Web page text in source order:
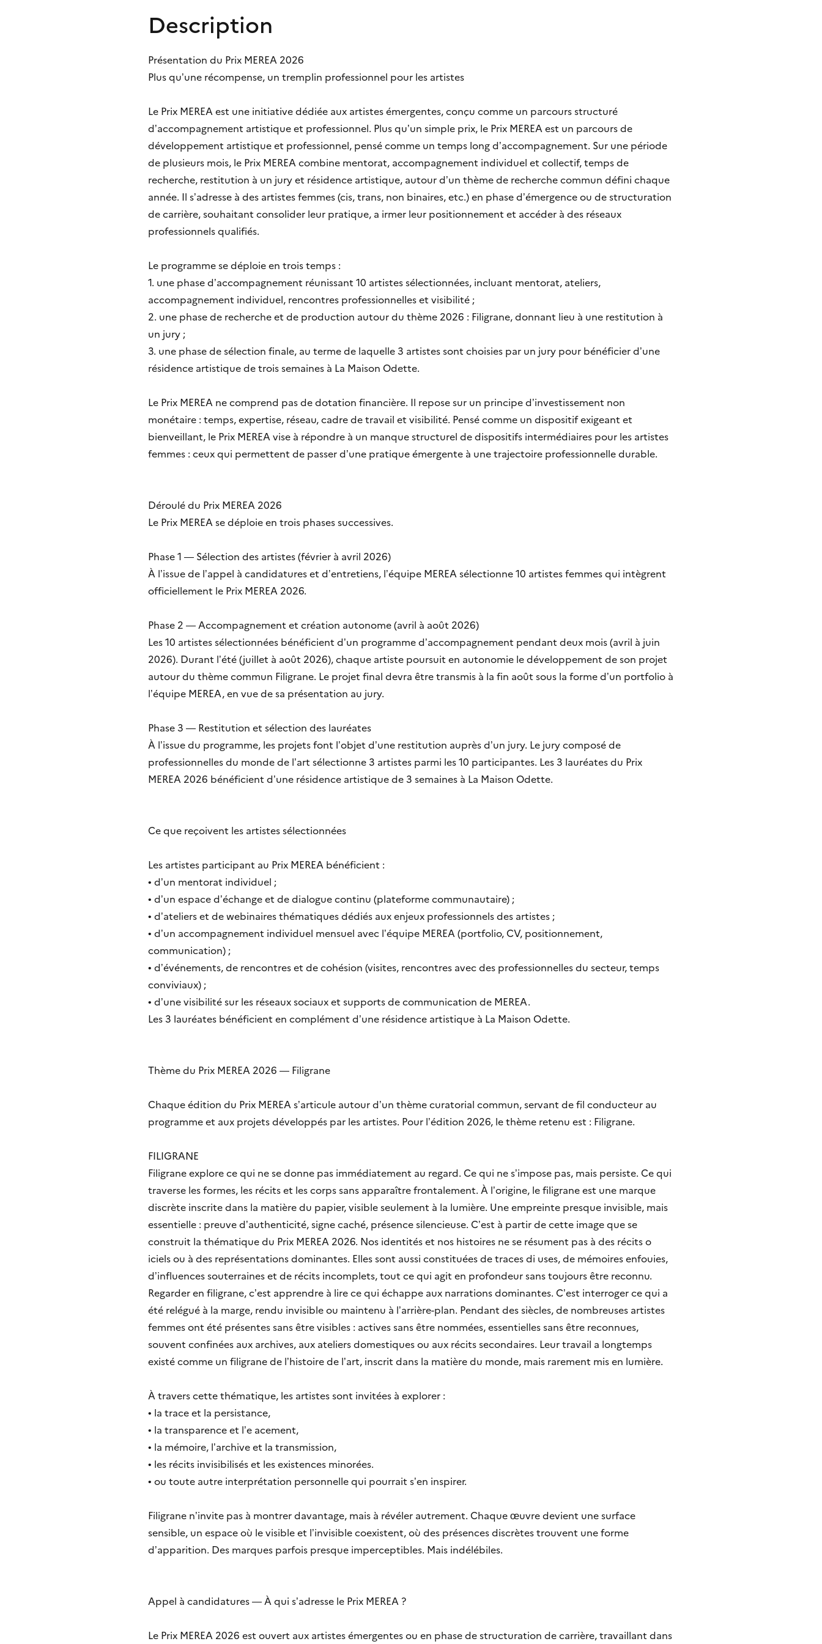
Description
Présentation du Prix MEREA 2026
Plus qu’une récompense, un tremplin professionnel pour les artistes
Le Prix MEREA est une initiative dédiée aux artistes émergentes, conçu comme un parcours structuré
d’accompagnement artistique et professionnel. Plus qu’un simple prix, le Prix MEREA est un parcours de
développement artistique et professionnel, pensé comme un temps long d’accompagnement. Sur une période
de plusieurs mois, le Prix MEREA combine mentorat, accompagnement individuel et collectif, temps de
recherche, restitution à un jury et résidence artistique, autour d’un thème de recherche commun défini chaque
année. Il s’adresse à des artistes femmes (cis, trans, non binaires, etc.) en phase d’émergence ou de structuration
de carrière, souhaitant consolider leur pratique, a irmer leur positionnement et accéder à des réseaux
professionnels qualifiés.
Le programme se déploie en trois temps :
1. une phase d’accompagnement réunissant 10 artistes sélectionnées, incluant mentorat, ateliers,
accompagnement individuel, rencontres professionnelles et visibilité ;
2. une phase de recherche et de production autour du thème 2026 : Filigrane, donnant lieu à une restitution à
un jury ;
3. une phase de sélection finale, au terme de laquelle 3 artistes sont choisies par un jury pour bénéficier d’une
résidence artistique de trois semaines à La Maison Odette.
Le Prix MEREA ne comprend pas de dotation financière. Il repose sur un principe d’investissement non
monétaire : temps, expertise, réseau, cadre de travail et visibilité. Pensé comme un dispositif exigeant et
bienveillant, le Prix MEREA vise à répondre à un manque structurel de dispositifs intermédiaires pour les artistes
femmes : ceux qui permettent de passer d’une pratique émergente à une trajectoire professionnelle durable.
Déroulé du Prix MEREA 2026
Le Prix MEREA se déploie en trois phases successives.
Phase 1 — Sélection des artistes (février à avril 2026)
À l’issue de l’appel à candidatures et d’entretiens, l’équipe MEREA sélectionne 10 artistes femmes qui intègrent
officiellement le Prix MEREA 2026.
Phase 2 — Accompagnement et création autonome (avril à août 2026)
Les 10 artistes sélectionnées bénéficient d’un programme d’accompagnement pendant deux mois (avril à juin
2026). Durant l’été (juillet à août 2026), chaque artiste poursuit en autonomie le développement de son projet
autour du thème commun Filigrane. Le projet final devra être transmis à la fin août sous la forme d’un portfolio à
l’équipe MEREA, en vue de sa présentation au jury.
Phase 3 — Restitution et sélection des lauréates
À l’issue du programme, les projets font l’objet d’une restitution auprès d’un jury. Le jury composé de
professionnelles du monde de l’art sélectionne 3 artistes parmi les 10 participantes. Les 3 lauréates du Prix
MEREA 2026 bénéficient d’une résidence artistique de 3 semaines à La Maison Odette.
Ce que reçoivent les artistes sélectionnées
Les artistes participant au Prix MEREA bénéficient :
• d’un mentorat individuel ;
• d’un espace d’échange et de dialogue continu (plateforme communautaire) ;
• d’ateliers et de webinaires thématiques dédiés aux enjeux professionnels des artistes ;
• d’un accompagnement individuel mensuel avec l’équipe MEREA (portfolio, CV, positionnement,
communication) ;
• d’événements, de rencontres et de cohésion (visites, rencontres avec des professionnelles du secteur, temps
conviviaux) ;
• d’une visibilité sur les réseaux sociaux et supports de communication de MEREA.
Les 3 lauréates bénéficient en complément d’une résidence artistique à La Maison Odette.
Thème du Prix MEREA 2026 — Filigrane
Chaque édition du Prix MEREA s’articule autour d’un thème curatorial commun, servant de fil conducteur au
programme et aux projets développés par les artistes. Pour l’édition 2026, le thème retenu est : Filigrane.
FILIGRANE
Filigrane explore ce qui ne se donne pas immédiatement au regard. Ce qui ne s’impose pas, mais persiste. Ce qui
traverse les formes, les récits et les corps sans apparaître frontalement. À l’origine, le filigrane est une marque
discrète inscrite dans la matière du papier, visible seulement à la lumière. Une empreinte presque invisible, mais
essentielle : preuve d’authenticité, signe caché, présence silencieuse. C’est à partir de cette image que se
construit la thématique du Prix MEREA 2026. Nos identités et nos histoires ne se résument pas à des récits o
iciels ou à des représentations dominantes. Elles sont aussi constituées de traces di uses, de mémoires enfouies,
d’influences souterraines et de récits incomplets, tout ce qui agit en profondeur sans toujours être reconnu.
Regarder en filigrane, c’est apprendre à lire ce qui échappe aux narrations dominantes. C’est interroger ce qui a
été relégué à la marge, rendu invisible ou maintenu à l’arrière-plan. Pendant des siècles, de nombreuses artistes
femmes ont été présentes sans être visibles : actives sans être nommées, essentielles sans être reconnues,
souvent confinées aux archives, aux ateliers domestiques ou aux récits secondaires. Leur travail a longtemps
existé comme un filigrane de l’histoire de l’art, inscrit dans la matière du monde, mais rarement mis en lumière.
À travers cette thématique, les artistes sont invitées à explorer :
• la trace et la persistance,
• la transparence et l’e acement,
• la mémoire, l’archive et la transmission,
• les récits invisibilisés et les existences minorées.
• ou toute autre interprétation personnelle qui pourrait s’en inspirer.
Filigrane n’invite pas à montrer davantage, mais à révéler autrement. Chaque œuvre devient une surface
sensible, un espace où le visible et l’invisible coexistent, où des présences discrètes trouvent une forme
d’apparition. Des marques parfois presque imperceptibles. Mais indélébiles.
Appel à candidatures — À qui s’adresse le Prix MEREA ?
Le Prix MEREA 2026 est ouvert aux artistes émergentes ou en phase de structuration de carrière, travaillant dans